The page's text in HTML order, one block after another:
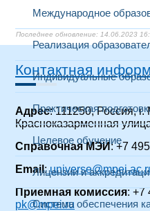
Международное
Реализация
Индивидуальные
Практическая
Целевое обучение
Лицензии и
Система обеспечения
14.06.2023
Контактная
Адрес: 111250, Россия, г.
Красноказарменная
Справочная МЭИ: +7
Email:
Приемная комиссия: +7
pk@mpei.ru